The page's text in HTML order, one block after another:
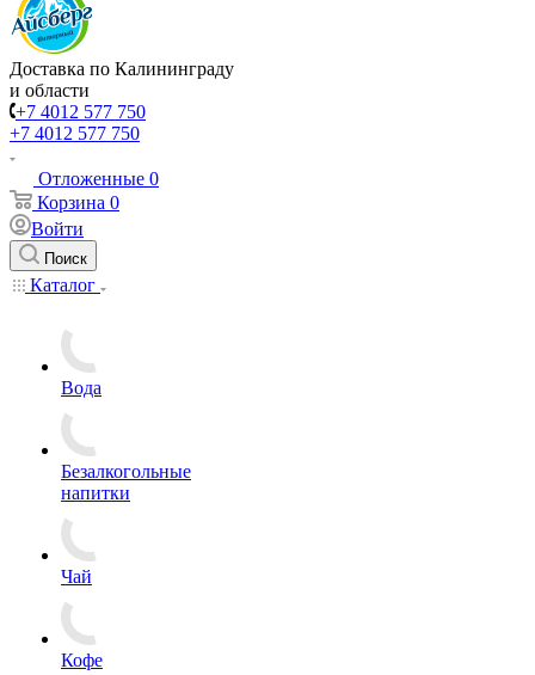
Доставка по Калининграду
и области
+7 4012 577 750
+7 4012 577 750
Отложенные 0
Корзина 0
Войти
Поиск
Каталог
Вода
Безалкогольные
напитки
Чай
Кофе